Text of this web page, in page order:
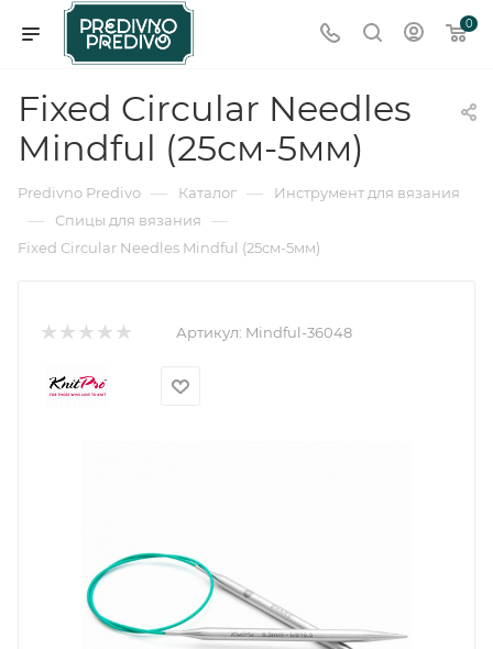
0
Fixed Circular Needles
Mindful (25см-5мм)
Predivno Predivo — Каталог — Инструмент для вязания
— Спицы для вязания —
Fixed Circular Needles Mindful (25см-5мм)
Артикул: Mindful-36048